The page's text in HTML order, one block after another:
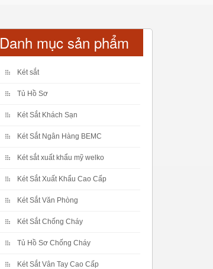
Danh mục sản phẩm
Két sắt
Tủ Hồ Sơ
Két Sắt Khách Sạn
Két Sắt Ngân Hàng BEMC
Két sắt xuất khẩu mỹ welko
Két Sắt Xuất Khẩu Cao Cấp
Két Sắt Văn Phòng
Két Sắt Chống Cháy
Tủ Hồ Sơ Chống Cháy
Két Sắt Vân Tay Cao Cấp